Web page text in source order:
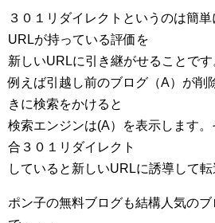
３０１リダイレクトというのは簡
URLが持っている評価を
新しいURLに引き継がせることです
例えば引越し前のブログ（A）が削
きに検索をかけると
検索エンジンは(A）を表示します
合３０１リダイレクト
していると新しいURLに誘導して転
ポン子の無料ブログも結構人気の